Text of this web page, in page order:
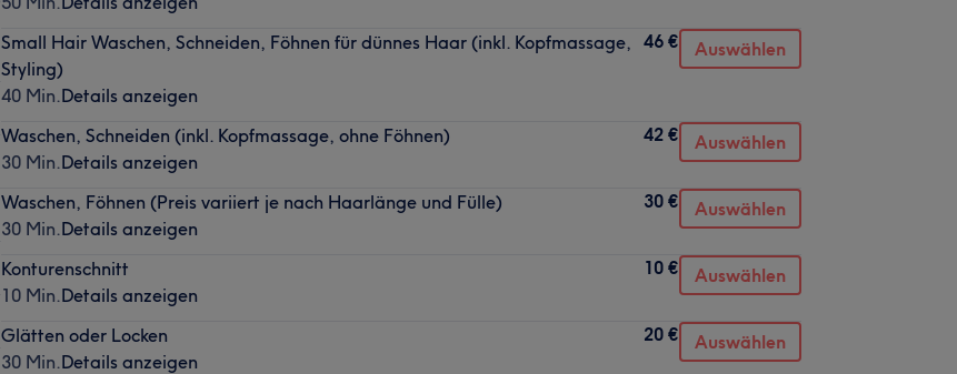
Small Hair Waschen, Schneiden, Föhnen für dünnes Haar (inkl. Kopfmassage,
Styling)
40 Min.Details anzeigen
46 € Auswählen
Waschen, Schneiden (inkl. Kopfmassage, ohne Föhnen)
30 Min.Details anzeigen
42 € Auswählen
Waschen, Föhnen (Preis variiert je nach Haarlänge und Fülle)
30 Min.Details anzeigen
30 € Auswählen
Konturenschnitt
10 Min.Details anzeigen
10 € Auswählen
Glätten oder Locken
30 Min.Details anzeigen
20 € Auswählen